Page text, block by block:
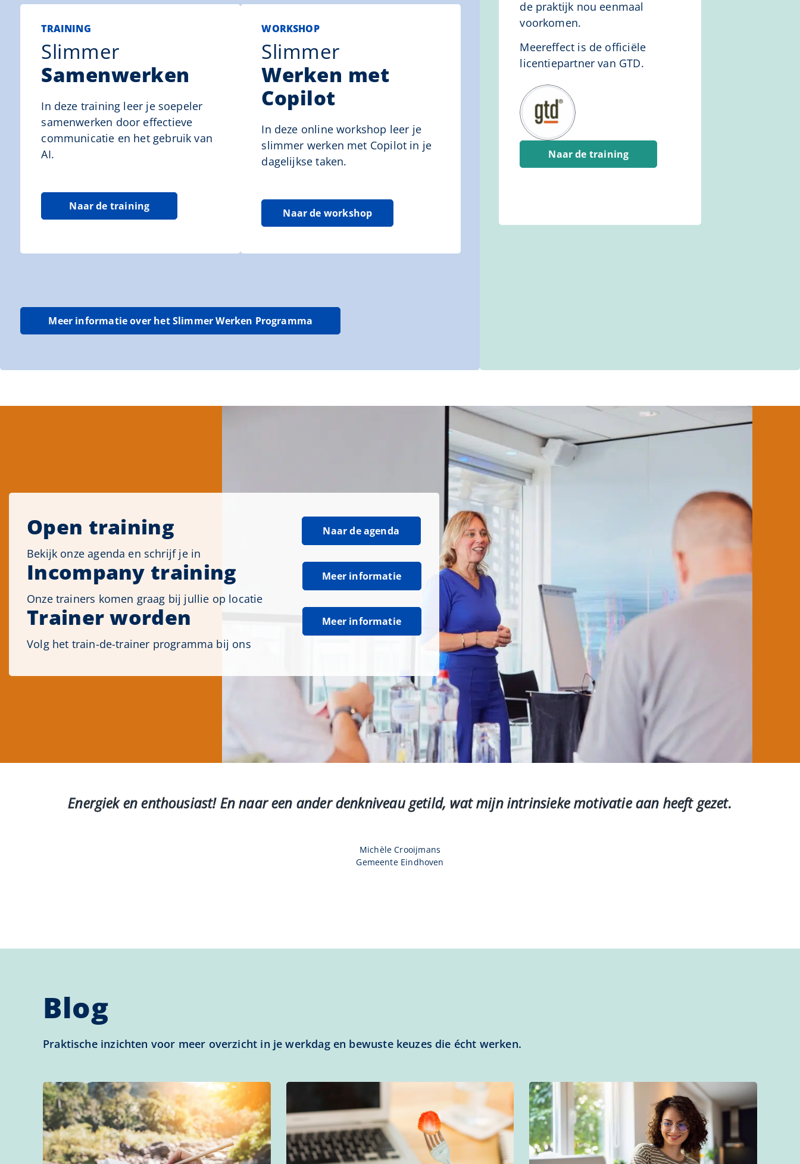
TRAINING
Slimmer
Samenwerken
In deze training leer je soepeler
samenwerken door effectieve
communicatie en het gebruik van
AI.
Naar de training
WORKSHOP
Slimmer
Werken met
Copilot
In deze online workshop leer je
slimmer werken met Copilot in je
dagelijkse taken.
Naar de workshop
Meer informatie over het Slimmer Werken Programma
de praktijk nou eenmaal
voorkomen.
Meereffect is de officiële
licentiepartner van GTD.
Naar de training
Open training
Bekijk onze agenda en schrijf je in
Naar de agenda
Incompany training
Onze trainers komen graag bij jullie op locatie
Meer informatie
Trainer worden
Volg het train-de-trainer programma bij ons
Meer informatie
Energiek en enthousiast! En naar een ander denkniveau getild, wat mijn intrinsieke motivatie aan heeft gezet.
Michèle Crooijmans
Gemeente Eindhoven
Blog
Praktische inzichten voor meer overzicht in je werkdag en bewuste keuzes die écht werken.